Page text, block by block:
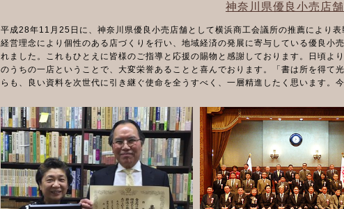
神奈川県優良小売店
平成28年11月25日に、神奈川県優良小売店舗として横浜商工会議所の推薦により
経営理念により個性のある店づくりを行い、地域経済の発展に寄与している優良小
れました。これもひとえに皆様のご指導と応援の賜物と感謝しております。日頃よ
のうちの一店ということで、大変栄誉あることと喜んでおります。「書は所を得て
らも、良い資料を次世代に引き継ぐ使命を全うすべく、一層精進したく思います。